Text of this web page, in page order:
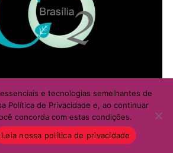
e tecnologias semelhantes de
Política de Privacidade e, ao continuar
concorda com estas condições.
Leia nossa política de privacidade